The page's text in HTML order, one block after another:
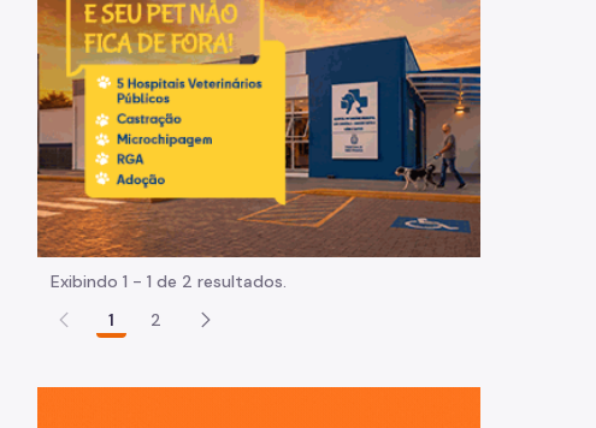
Normas e procedimentos
Exibindo 1 - 1 de 2 resultados.
1
2